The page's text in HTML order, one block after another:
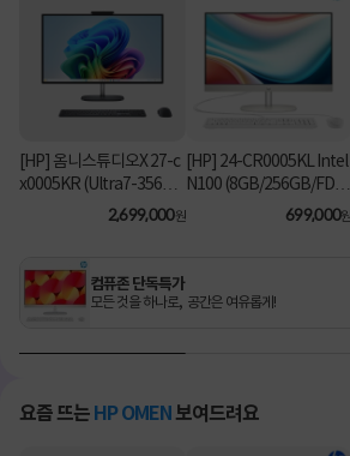
[HP] 옴니스튜디오X 27-c
x0005KR (Ultra7-356H/
16GB/1TB/Win11Hom
2,699,000원
[HP] 24-CR0005KL Intel
N100 (8GB/256GB/FD)
[기본제품]
699,000원
컴퓨존 단독특가
모든 것을 하나로, 공간은 여유롭게!
요즘 뜨는 HP OMEN 보여드려요